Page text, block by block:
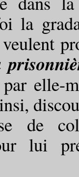
la
elle-
de
lui